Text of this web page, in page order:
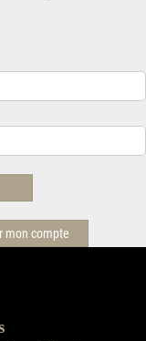
mon compte